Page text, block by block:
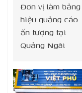
Đơn vị làm bảng
hiệu quảng cáo
ấn tượng tại
Quảng Ngãi